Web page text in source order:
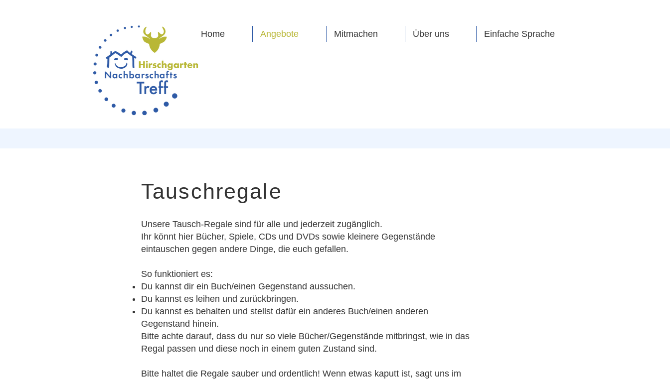
Home Angebote Mitmachen Über uns Einfache Sprache
Tauschregale
Unsere Tausch-Regale sind für alle und jederzeit zugänglich.
Ihr könnt hier Bücher, Spiele, CDs und DVDs sowie kleinere Gegenstände
eintauschen gegen andere Dinge, die euch gefallen.
So funktioniert es:
Du kannst dir ein Buch/einen Gegenstand aussuchen.
Du kannst es leihen und zurückbringen.
Du kannst es behalten und stellst dafür ein anderes Buch/einen anderen
Gegenstand hinein.
Bitte achte darauf, dass du nur so viele Bücher/Gegenstände mitbringst, wie in das
Regal passen und diese noch in einem guten Zustand sind.
Bitte haltet die Regale sauber und ordentlich! Wenn etwas kaputt ist, sagt uns im